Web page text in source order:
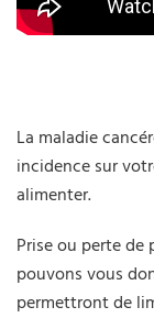
La maladie
incidence sur
alimenter.
Prise ou perte
pouvons vous
permettront de